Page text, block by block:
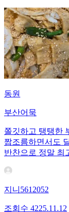
동원
부산어묵
쫄깃하고 탱탱한
짭조름하면서도
반찬으로 정말 최
지니5612052
조회수 4225.11.12